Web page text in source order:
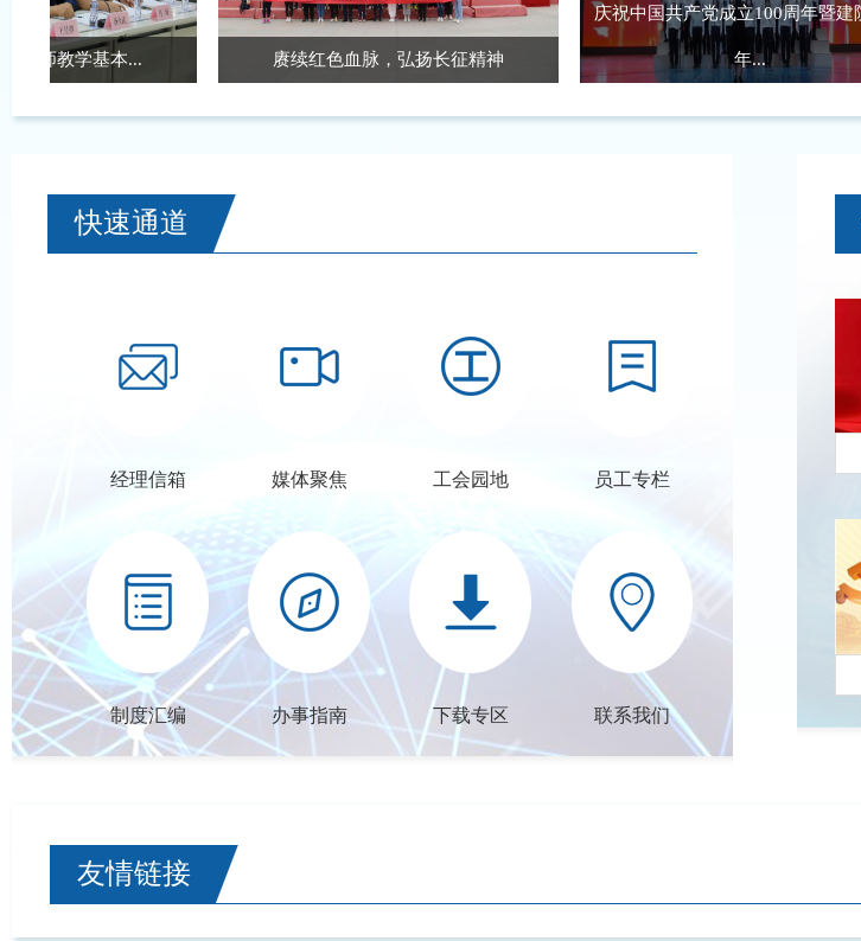
基本... 赓续红色血脉，弘扬长征精神
庆祝中国共产党成立100周年暨建院五周
年...
快速通道
经理信箱 媒体聚焦 工会园地 员工专栏
制度汇编 办事指南 下载专区 联系我们
友情链接